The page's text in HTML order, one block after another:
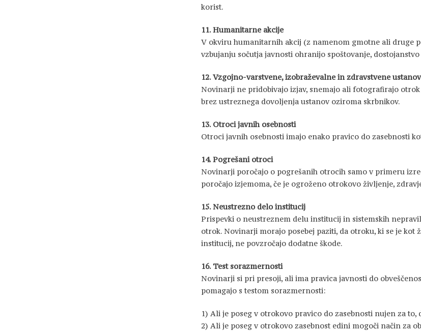
korist.
11. Humanitarne akcije
V okviru humanitarnih akcij (z namenom gmotne ali druge
vzbujanju sočutja javnosti ohranijo spoštovanje,
12. Vzgojno-varstvene, izobraževalne in zdravstvene
Novinarji ne pridobivajo izjav, snemajo ali fotografirajo
brez ustreznega dovoljenja ustanov oziroma skrbnikov.
13. Otroci javnih osebnosti
Otroci javnih osebnosti imajo enako pravico do zasebnosti
14. Pogrešani otroci
Novinarji poročajo o pogrešanih otrocih samo v primeru
poročajo izjemoma, če je ogroženo otrokovo življenje,
15. Neustrezno delo institucij
Prispevki o neustreznem delu institucij in sistemskih
otrok. Novinarji morajo posebej paziti, da otroku, ki se je
institucij, ne povzročajo dodatne škode.
16. Test sorazmernosti
Novinarji si pri presoji, ali ima pravica javnosti do
pomagajo s testom sorazmernosti:
1) Ali je poseg v otrokovo pravico do zasebnosti nujen za to,
2) Ali je poseg v otrokovo zasebnost edini mogoči način za